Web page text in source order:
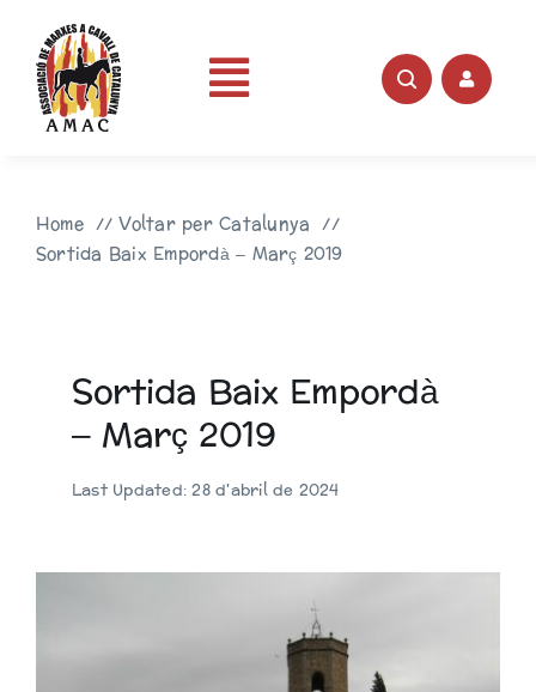
content
Toggle
Navigation
AMAC
Fotos
Home
Voltar per Catalunya
Sortida Baix Empordà – Març 2019
Sortida Baix Empordà
– Març 2019
Last Updated: 28 d'abril de 2024